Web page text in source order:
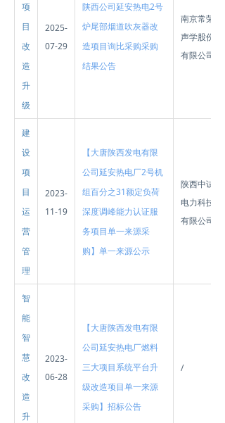
项
目
改
造
升
级
2025-
07-29
陕西公司延安热电2号
炉尾部烟道吹灰器改
造项目询比采购采购
结果公告
南京常荣
声学股份
有限公司
建
设
项
目
运
营
管
理
2023-
11-19
【大唐陕西发电有限
公司延安热电厂2号机
组百分之31额定负荷
深度调峰能力认证服
务项目单一来源采
购】单一来源公示
陕西中试
电力科技
有限公司
智
能
智
慧
改
造
升
2023-
06-28
【大唐陕西发电有限
公司延安热电厂燃料
三大项目系统平台升
级改造项目单一来源
采购】招标公告
/